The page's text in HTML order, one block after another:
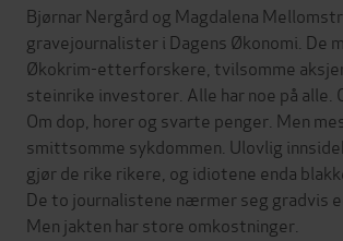
Bjørnar Nergård og Magdalena
gravejournalister i Dagens Økonomi. De
Økokrim-etterforskere, tvilsomme
steinrike investorer. Alle har noe på alle.
Om dop, horer og svarte penger. Men
smittsomme sykdommen. Ulovlig
gjør de rike rikere, og idiotene enda
De to journalistene nærmer seg gradvis
Men jakten har store omkostninger.